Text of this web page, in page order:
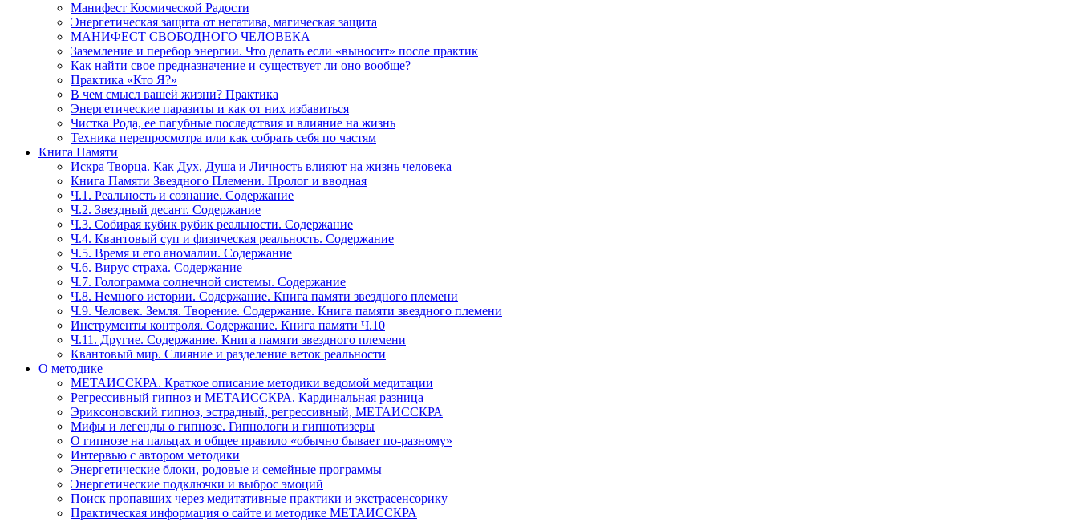
Манифест Космической Радости
Энергетическая защита от негатива, магическая защита
МАНИФЕСТ СВОБОДНОГО ЧЕЛОВЕКА
Заземление и перебор энергии. Что делать если «выносит» после практик
Как найти свое предназначение и существует ли оно вообще?
Практика «Кто Я?»
В чем смысл вашей жизни? Практика
Энергетические паразиты и как от них избавиться
Чистка Рода, ее пагубные последствия и влияние на жизнь
Техника перепросмотра или как собрать себя по частям
Книга Памяти
Искра Творца. Как Дух, Душа и Личность влияют на жизнь человека
Книга Памяти Звездного Племени. Пролог и вводная
Ч.1. Реальность и сознание. Содержание
Ч.2. Звездный десант. Содержание
Ч.3. Собирая кубик рубик реальности. Содержание
Ч.4. Квантовый суп и физическая реальность. Содержание
Ч.5. Время и его аномалии. Содержание
Ч.6. Вирус страха. Содержание
Ч.7. Голограмма солнечной системы. Содержание
Ч.8. Немного истории. Содержание. Книга памяти звездного племени
Ч.9. Человек. Земля. Творение. Содержание. Книга памяти звездного племени
Инструменты контроля. Содержание. Книга памяти Ч.10
Ч.11. Другие. Содержание. Книга памяти звездного племени
Квантовый мир. Слияние и разделение веток реальности
О методике
МЕТАИССКРА. Краткое описание методики ведомой медитации
Регрессивный гипноз и МЕТАИССКРА. Кардинальная разница
Эриксоновский гипноз, эстрадный, регрессивный, МЕТАИССКРА
Мифы и легенды о гипнозе. Гипнологи и гипнотизеры
О гипнозе на пальцах и общее правило «обычно бывает по-разному»
Интервью с автором методики
Энергетические блоки, родовые и семейные программы
Энергетические подключки и выброс эмоций
Поиск пропавших через медитативные практики и экстрасенсорику
Практическая информация о сайте и методике МЕТАИССКРА